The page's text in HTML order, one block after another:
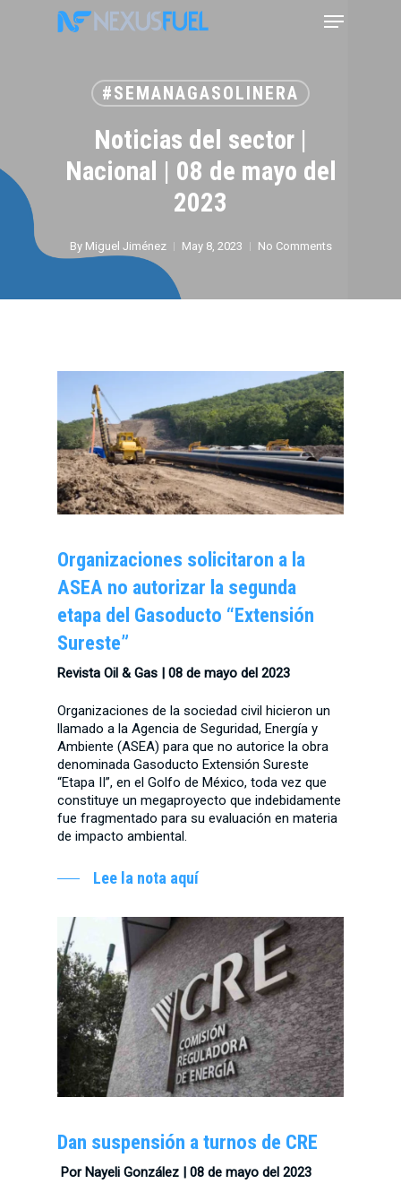
Menu
#SEMANAGASOLINERA
Noticias del sector |
Nacional | 08 de mayo del
2023
By Miguel Jiménez May 8, 2023 No Comments
Organizaciones solicitaron a la
ASEA no autorizar la segunda
etapa del Gasoducto “Extensión
Sureste”
Revista Oil & Gas | 08 de mayo del 2023
Organizaciones de la sociedad civil hicieron un
llamado a la Agencia de Seguridad, Energía y
Ambiente (ASEA) para que no autorice la obra
denominada Gasoducto Extensión Sureste
“Etapa II”, en el Golfo de México, toda vez que
constituye un megaproyecto que indebidamente
fue fragmentado para su evaluación en materia
de impacto ambiental.
Lee la nota aquí
Dan suspensión a turnos de CRE
Por Nayeli González | 08 de mayo del 2023